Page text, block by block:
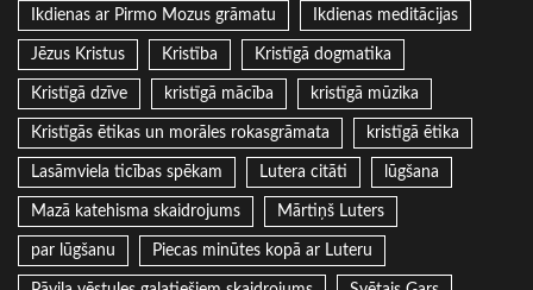
Ikdienas ar Pirmo Mozus grāmatu Ikdienas meditācijas
Jēzus Kristus Kristība Kristīgā dogmatika
Kristīgā dzīve kristīgā mācība kristīgā mūzika
Kristīgās ētikas un morāles rokasgrāmata kristīgā ētika
Lasāmviela ticības spēkam Lutera citāti lūgšana
Mazā katehisma skaidrojums Mārtiņš Luters
par lūgšanu Piecas minūtes kopā ar Luteru